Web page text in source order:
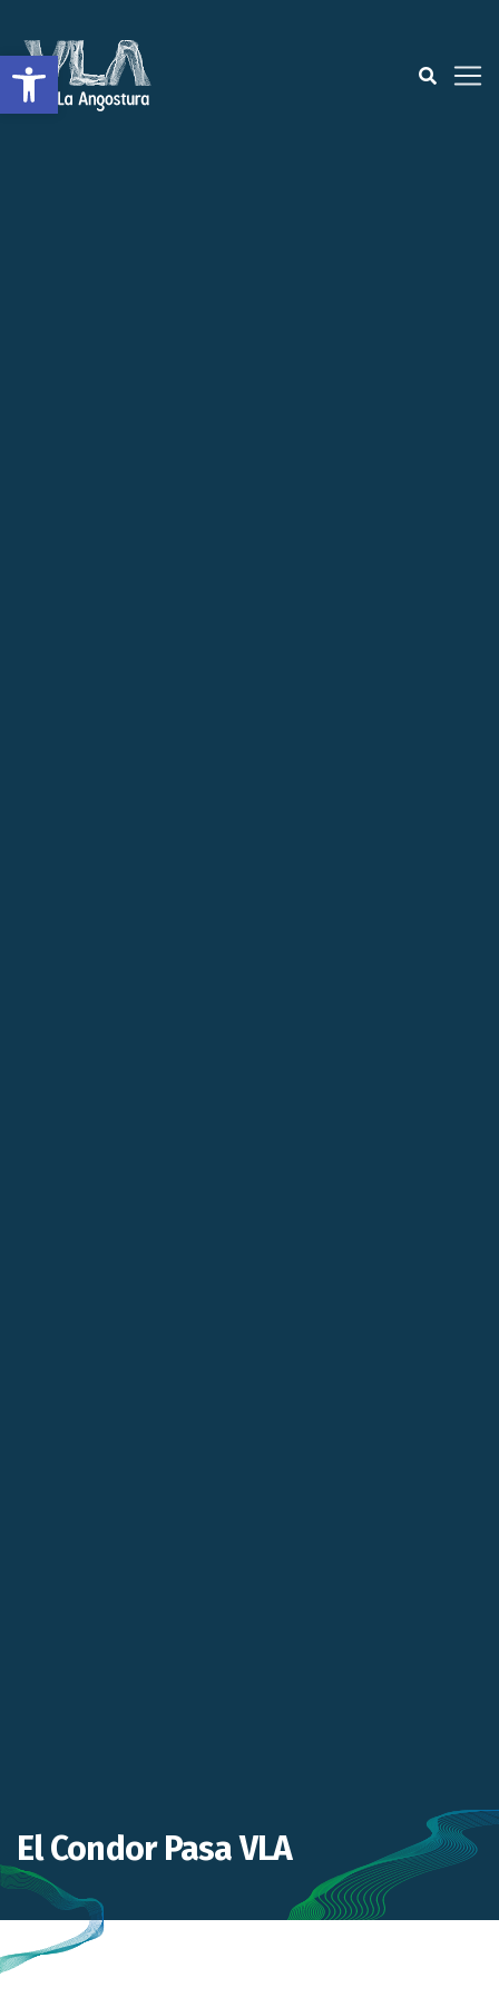
Open toolbar
El Condor Pasa VLA